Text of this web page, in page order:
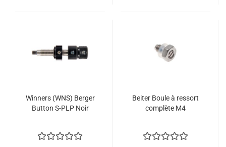
Winners (WNS) Berger
Button S-PLP Noir
Beiter Boule à ressort
complète M4